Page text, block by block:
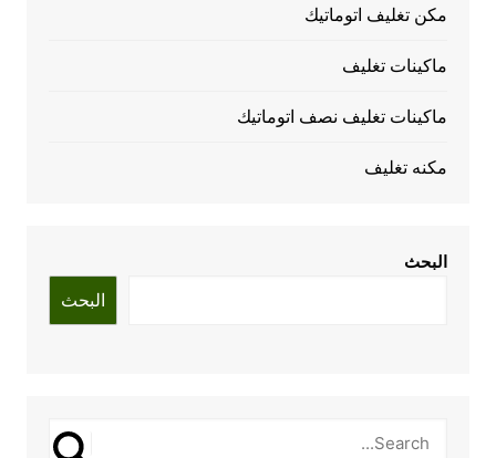
مكن تغليف اتوماتيك
ماكينات تغليف
ماكينات تغليف نصف اتوماتيك
مكنه تغليف
البحث
البحث